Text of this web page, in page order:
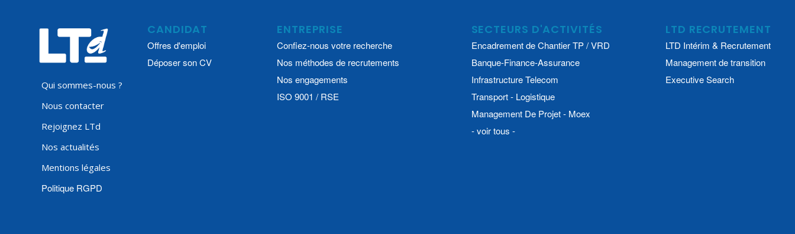
Qui sommes-nous ?
Nous contacter
Rejoignez LTd
Nos actualités
Mentions légales
Politique RGPD
CANDIDAT
Offres d'emploi
Déposer son CV
ENTREPRISE
Confiez-nous votre recherche
Nos méthodes de recrutements
Nos engagements
ISO 9001 / RSE
SECTEURS D'ACTIVITÉS
Encadrement de Chantier TP / VRD
Banque-Finance-Assurance
Infrastructure Telecom
Transport - Logistique
Management De Projet - Moex
- voir tous -
LTD RECRUTEMENT
LTD Intérim & Recrutement
Management de transition
Executive Search